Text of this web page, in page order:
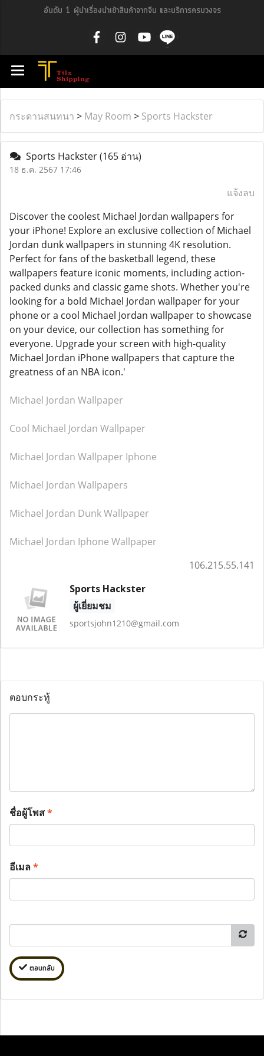
อันดับ 1 ผู้นำเรื่องนำเข้าสินค้าจากจีน และบริการครบวงจร
กระดานสนทนา > May Room > Sports Hackster
Sports Hackster(165 อ่าน)
18 ธ.ค. 2567 17:46
แจ้งลบ
Discover the coolest Michael Jordan wallpapers for
your iPhone! Explore an exclusive collection of Michael
Jordan dunk wallpapers in stunning 4K resolution.
Perfect for fans of the basketball legend, these
wallpapers feature iconic moments, including action-
packed dunks and classic game shots. Whether you're
looking for a bold Michael Jordan wallpaper for your
phone or a cool Michael Jordan wallpaper to showcase
on your device, our collection has something for
everyone. Upgrade your screen with high-quality
Michael Jordan iPhone wallpapers that capture the
greatness of an NBA icon.'
Michael Jordan Wallpaper
Cool Michael Jordan Wallpaper
Michael Jordan Wallpaper Iphone
Michael Jordan Wallpapers
Michael Jordan Dunk Wallpaper
Michael Jordan Iphone Wallpaper
106.215.55.141
Sports Hackster
ผู้เยี่ยมชม
sportsjohn1210@gmail.com
ตอบกระทู้
ชื่อผู้โพส*
อีเมล*
ตอบกลับ